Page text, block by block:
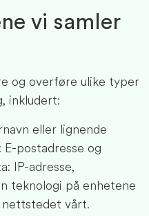
vi samler
og overføre ulike typer
inkludert:
eller lignende
postadresse og
IP-adresse,
teknologi på enhetene
vårt.